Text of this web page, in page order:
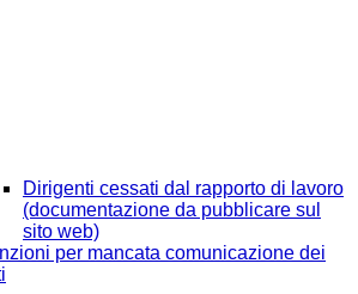
Dirigenti cessati dal rapporto di lavoro
(documentazione da pubblicare sul
sito web)
per mancata comunicazione dei